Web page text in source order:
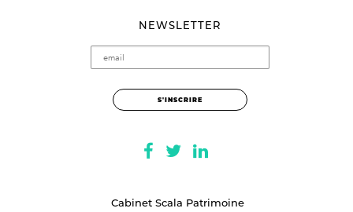
NEWSLETTER
Cabinet Scala Patrimoine